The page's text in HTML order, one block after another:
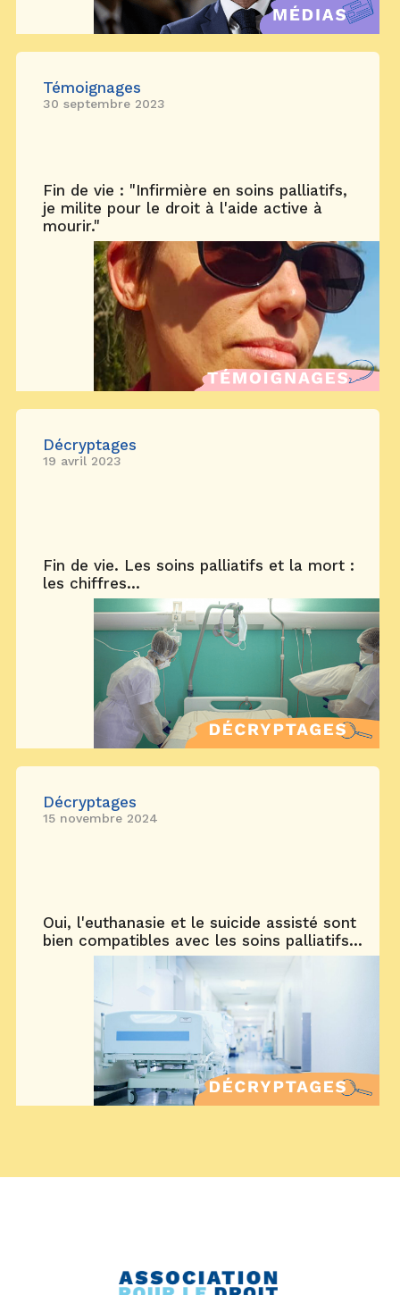
Témoignages
30 septembre 2023
Fin de vie : "Infirmière en soins palliatifs,
je milite pour le droit à l'aide active à
mourir."
Décryptages
19 avril 2023
Fin de vie. Les soins palliatifs et la mort :
les chiffres...
Décryptages
15 novembre 2024
Oui, l'euthanasie et le suicide assisté sont
bien compatibles avec les soins palliatifs...